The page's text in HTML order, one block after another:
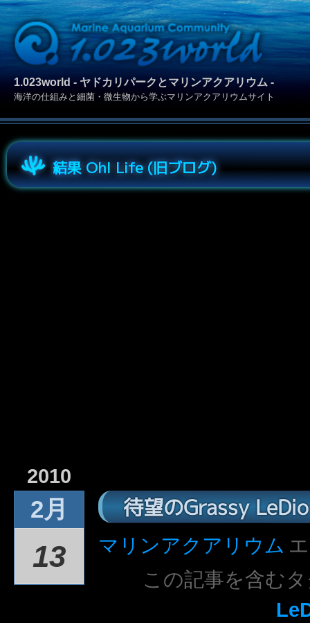
1.023world - ヤドカリパークとマリンアクアリウム -
海洋の仕組みと細菌・微生物から学ぶマリンアクアリウムサイト
結果 Oh! Life (旧ブログ)
2010
2月
13
待望のGrassy
マリンアクアリウム
この記事を含む